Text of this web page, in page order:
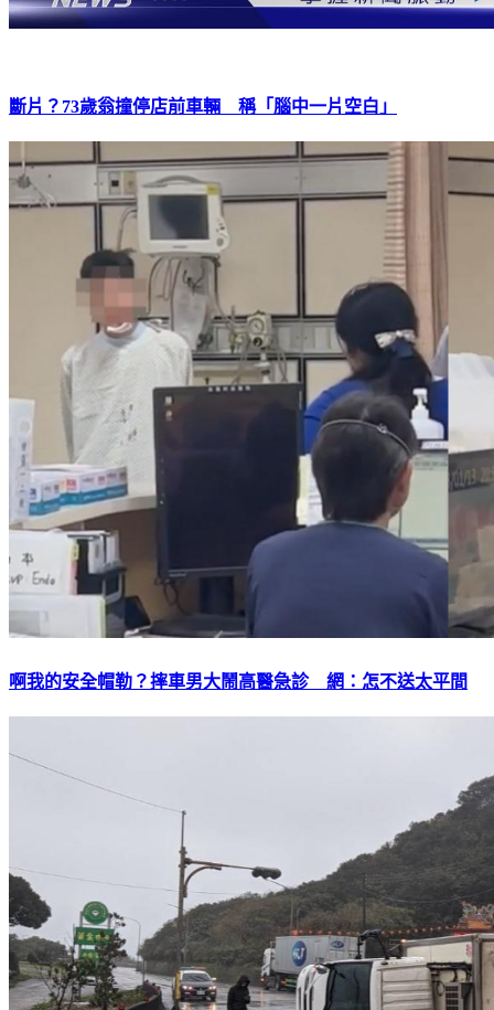
斷片？73歲翁撞停店前車輛 稱「腦中一片空白」
啊我的安全帽勒？摔車男大鬧高醫急診 網：怎不送太平間